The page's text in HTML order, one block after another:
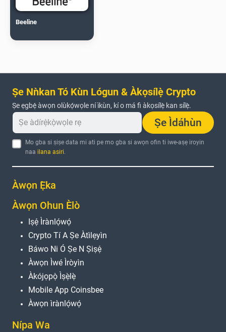
Beeline
Ṣe Nǹkan Tó Kùn Lógun & Àkọsílẹ̀ Crypto
Ṣe ẹgbẹ́ àwọn olùkọ́wọle ní ìkùn, kí o má fi àkọsílẹ̀ kan sílẹ̀.
Ṣe Ìdáhùn
Mo gba si ṣiṣe data mi ati pe mo gba si awọn ofin ti iwe-aṣẹ iroyin
naa ilana asiri.
Àwọn Ẹ̀ka
Àwọn Ohun Èlò
Iṣẹ́ Ìrànlọ́wọ́
Crypto Tí A Ṣe Àtìlẹyìn
Báwo Ni Ó Ṣe N Ṣiṣẹ́
Àwọn Ìwé Ìròyìn
Àkójọpọ̀ Ìṣẹ̀lẹ̀
Mobile App Coinsbee
Àwọn ìrànlọ́wọ́
Nípa Wa